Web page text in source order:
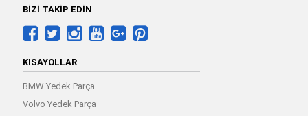
BİZİ TAKİP EDİN
KISAYOLLAR
BMW Yedek Parça
Volvo Yedek Parça